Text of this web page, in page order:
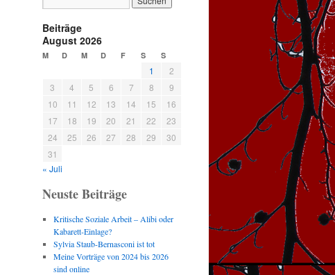
Beiträge
August 2026
M D M D F S S
1
2
3
4 5 6 7 8
9
10
11 12 13 14 15
16
17
18 19 20 21 22
23
24
25 26 27 28 29
30
31
« Juli
Neuste Beiträge
Kritische Soziale Arbeit – Alibi oder
Kabarett-Einlage?
Sylvia Staub-Bernasconi ist tot
Meine Vorträge von 2024 bis 2026
sind online